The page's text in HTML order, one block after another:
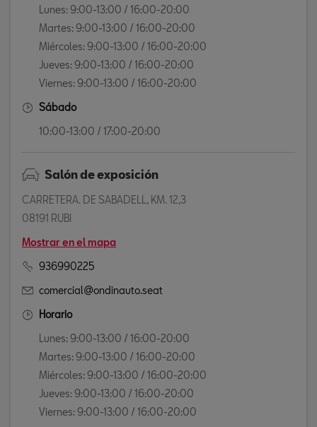
Lunes: 9:00-13:00 / 16:00-20:00
Martes: 9:00-13:00 / 16:00-20:00
Miércoles: 9:00-13:00 / 16:00-20:00
Jueves: 9:00-13:00 / 16:00-20:00
Viernes: 9:00-13:00 / 16:00-20:00
Sábado
10:00-13:00 / 17:00-20:00
Salón de exposición
CARRETERA. DE SABADELL, KM. 12,3
08191 RUBI
Mostrar en el mapa
936990225
comercial@ondinauto.seat
Horario
Lunes: 9:00-13:00 / 16:00-20:00
Martes: 9:00-13:00 / 16:00-20:00
Miércoles: 9:00-13:00 / 16:00-20:00
Jueves: 9:00-13:00 / 16:00-20:00
Viernes: 9:00-13:00 / 16:00-20:00